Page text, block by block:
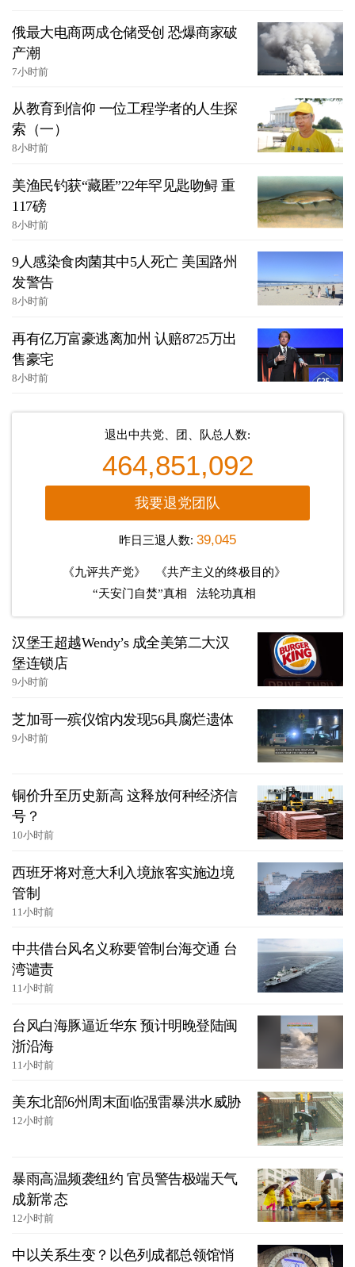
俄最大电商两成仓储受创 恐爆商家破
产潮
7小时前
从教育到信仰 一位工程学者的人生探
索（一）
8小时前
美渔民钓获“藏匿”22年罕见匙吻鲟 重
117磅
8小时前
9人感染食肉菌其中5人死亡 美国路州
发警告
8小时前
再有亿万富豪逃离加州 认赔8725万出
售豪宅
8小时前
退出中共党、团、队总人数:
464,851,092
我要退党团队
昨日三退人数: 39,045
《九评共产党》
《共产主义的终极目的》
“天安门自焚”真相
法轮功真相
汉堡王超越Wendy’s 成全美第二大汉
堡连锁店
9小时前
芝加哥一殡仪馆内发现56具腐烂遗体
9小时前
铜价升至历史新高 这释放何种经济信
号？
10小时前
西班牙将对意大利入境旅客实施边境
管制
11小时前
中共借台风名义称要管制台海交通 台
湾谴责
11小时前
台风白海豚逼近华东 预计明晚登陆闽
浙沿海
11小时前
美东北部6州周末面临强雷暴洪水威胁
12小时前
暴雨高温频袭纽约 官员警告极端天气
成新常态
12小时前
中以关系生变？以色列成都总领馆悄